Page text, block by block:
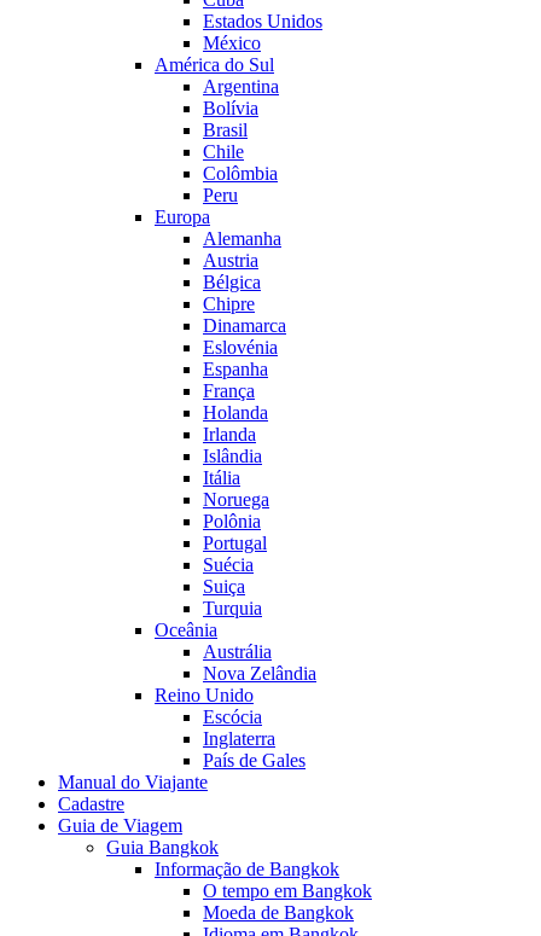
Estados Unidos
México
América do Sul
Argentina
Bolívia
Brasil
Chile
Colômbia
Peru
Europa
Alemanha
Austria
Bélgica
Chipre
Dinamarca
Eslovénia
Espanha
França
Holanda
Irlanda
Islândia
Itália
Noruega
Polônia
Portugal
Suécia
Suiça
Turquia
Oceânia
Austrália
Nova Zelândia
Reino Unido
Escócia
Inglaterra
País de Gales
Manual do Viajante
Cadastre
Guia de Viagem
Guia Bangkok
Informação de Bangkok
O tempo em Bangkok
Moeda de Bangkok